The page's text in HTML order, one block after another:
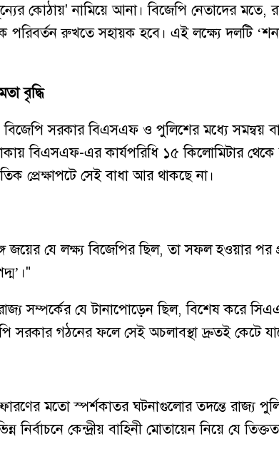
কোঠায়' নামিয়ে আনা। বিজেপি নেতাদের
পরিবর্তন রুখতে সহায়ক হবে। এই লক্ষ্যে দলটি
বৃদ্ধি
সরকার বিএসএফ ও পুলিশের মধ্যে সমন্বয়
বিএসএফ-এর কার্যপরিধি ১৫ কিলোমিটার
প্রেক্ষাপটে সেই বাধা আর থাকছে না।
যে লক্ষ্য বিজেপির ছিল, তা সফল হওয়ার পর
সম্পর্কের যে টানাপোড়েন ছিল, বিশেষ করে
সরকার গঠনের ফলে সেই অচলাবস্থা দ্রুতই কেটে
মতো স্পর্শকাতর ঘটনাগুলোর তদন্তে রাজ্য
নির্বাচনে কেন্দ্রীয় বাহিনী মোতায়েন নিয়ে যে